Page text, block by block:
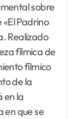
sobre
Padrino
Realizado
fílmica de
fílmico
de la
en la
en que se